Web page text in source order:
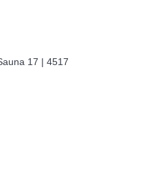
17 | 4517